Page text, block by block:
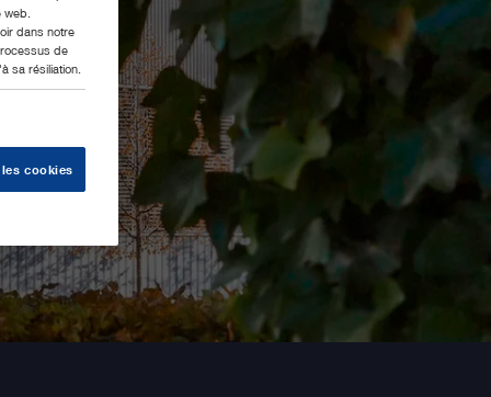
dans notre
de
sa résiliation.
cookies